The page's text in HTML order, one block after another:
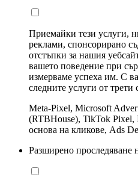
Приемайки тези услуги,
реклами, спонсорирано
отстъпки за нашия
вашето поведение при
измерваме успеха им. С
следните услуги от трети
Meta-Pixel, Microsoft
(RTBHouse), TikTok Pixel,
основа на кликове, Ads
Разширено проследяване